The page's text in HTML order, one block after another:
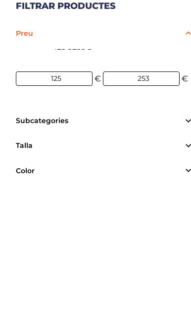
FILTRAR PRODUCTES
Preu
125€253€
€ €
Subcategories
Talla
Color